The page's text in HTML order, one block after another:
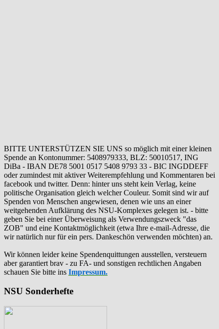
BITTE UNTERSTÜTZEN SIE UNS so möglich mit einer kleinen
Spende an Kontonummer: 5408979333, BLZ: 50010517, ING
DiBa - IBAN DE78 5001 0517 5408 9793 33 - BIC INGDDEFF
oder zumindest mit aktiver Weiterempfehlung und Kommentaren bei
facebook und twitter. Denn: hinter uns steht kein Verlag, keine
politische Organisation gleich welcher Couleur. Somit sind wir auf
Spenden von Menschen angewiesen, denen wie uns an einer
weitgehenden Aufklärung des NSU-Komplexes gelegen ist. - bitte
geben Sie bei einer Überweisung als Verwendungszweck "das
ZOB" und eine Kontaktmöglichkeit (etwa Ihre e-mail-Adresse, die
wir natürlich nur für ein pers. Dankeschön verwenden möchten) an.
Wir können leider keine Spendenquittungen ausstellen, versteuern
aber garantiert brav - zu FA- und sonstigen rechtlichen Angaben
schauen Sie bitte ins Impressum.
NSU Sonderhefte